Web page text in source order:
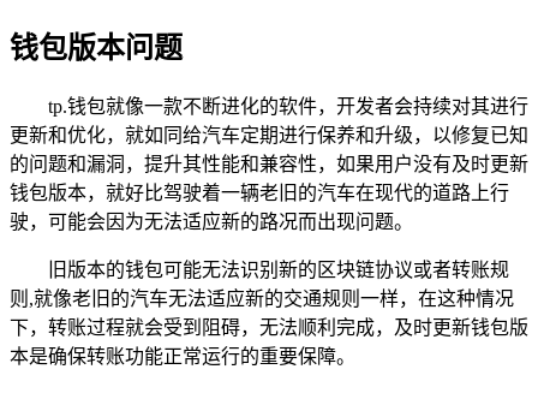
钱包版本问题
tp.钱包就像一款不断进化的软件，开发者会持续对其进行
更新和优化，就如同给汽车定期进行保养和升级，以修复已知
的问题和漏洞，提升其性能和兼容性，如果用户没有及时更新
钱包版本，就好比驾驶着一辆老旧的汽车在现代的道路上行
驶，可能会因为无法适应新的路况而出现问题。
旧版本的钱包可能无法识别新的区块链协议或者转账规
则,就像老旧的汽车无法适应新的交通规则一样，在这种情况
下，转账过程就会受到阻碍，无法顺利完成，及时更新钱包版
本是确保转账功能正常运行的重要保障。